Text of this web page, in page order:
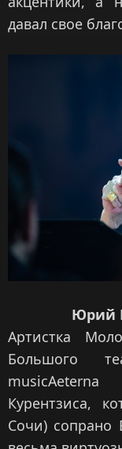
давал свое
Юрий
Артистка
Большого
musicAeterna
Курентзиса,
Сочи) сопрано